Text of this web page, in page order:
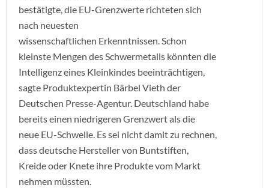
bestätigte, die EU-Grenzwerte richteten sich
nach neuesten
wissenschaftlichen Erkenntnissen. Schon
kleinste Mengen des Schwermetalls könnten die
Intelligenz eines Kleinkindes beeinträchtigen,
sagte Produktexpertin Bärbel Vieth der
Deutschen Presse-Agentur. Deutschland habe
bereits einen niedrigeren Grenzwert als die
neue EU-Schwelle. Es sei nicht damit zu rechnen,
dass deutsche Hersteller von Buntstiften,
Kreide oder Knete ihre Produkte vom Markt
nehmen müssten.